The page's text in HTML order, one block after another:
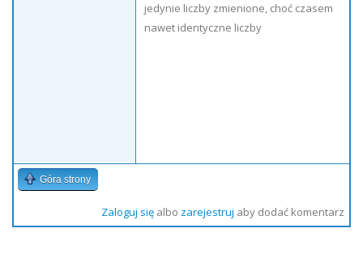
jedynie liczby zmienione, choć czasem
nawet identyczne liczby
Góra strony
Zaloguj sięalbo zarejestruj aby dodać komentarz